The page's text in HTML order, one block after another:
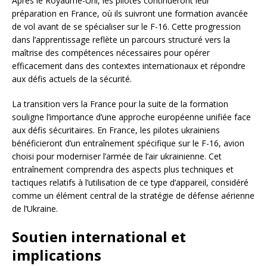
préparation en France, où ils suivront une formation avancée
de vol avant de se spécialiser sur le F-16. Cette progression
dans l’apprentissage reflète un parcours structuré vers la
maîtrise des compétences nécessaires pour opérer
efficacement dans des contextes internationaux et répondre
aux défis actuels de la sécurité.
La transition vers la France pour la suite de la formation
souligne l’importance d’une approche européenne unifiée face
aux défis sécuritaires. En France, les pilotes ukrainiens
bénéficieront d’un entraînement spécifique sur le F-16, avion
choisi pour moderniser l’armée de l’air ukrainienne. Cet
entraînement comprendra des aspects plus techniques et
tactiques relatifs à l’utilisation de ce type d’appareil, considéré
comme un élément central de la stratégie de défense aérienne
de l’Ukraine.
Soutien international et
implications